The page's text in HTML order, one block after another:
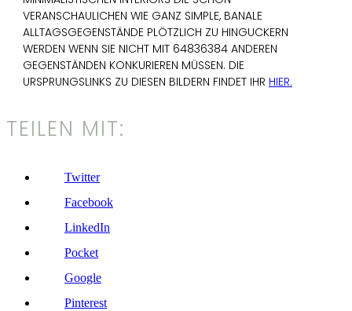
VERANSCHAULICHEN WIE GANZ SIMPLE, BANALE
ALLTAGSGEGENSTÄNDE PLÖTZLICH ZU HINGUCKERN
WERDEN WENN SIE NICHT MIT 64836384 ANDEREN
GEGENSTÄNDEN KONKURIEREN MÜSSEN. DIE
URSPRUNGSLINKS ZU DIESEN BILDERN FINDET IHR HIER.
TEILEN MIT:
Twitter
Facebook
LinkedIn
Pocket
Google
Pinterest